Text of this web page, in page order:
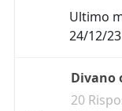
Ultimo
24/12/
Divano
20